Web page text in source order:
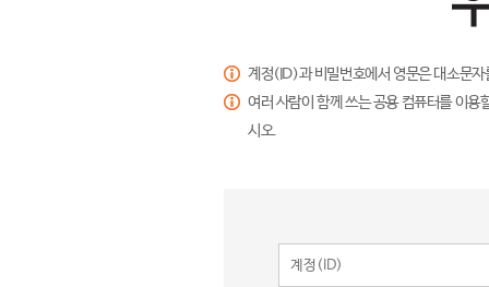
계정(ID)과 비밀번호에서 영문은 대소문
여러 사람이 함께 쓰는 공용 컴퓨터를 이
시오.